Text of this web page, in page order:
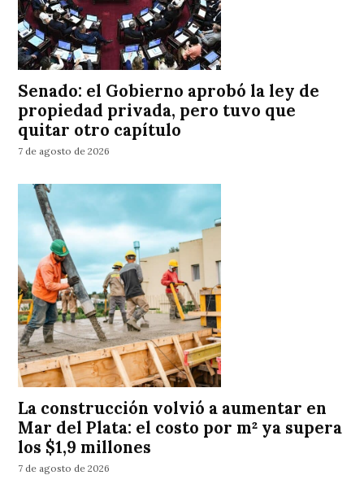
Senado: el Gobierno aprobó la ley de
propiedad privada, pero tuvo que
quitar otro capítulo
7 de agosto de 2026
La construcción volvió a aumentar en
Mar del Plata: el costo por m² ya supera
los $1,9 millones
7 de agosto de 2026